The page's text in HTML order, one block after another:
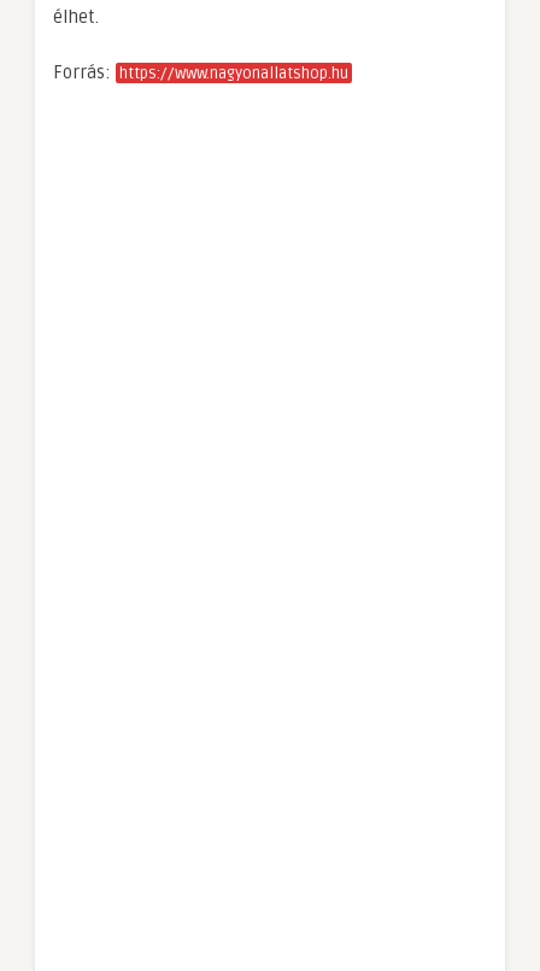
élhet.
Forrás: https://www.nagyonallatshop.hu